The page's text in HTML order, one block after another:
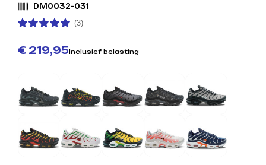
DM0032-031
(3)
€ 219,95Inclusief belasting